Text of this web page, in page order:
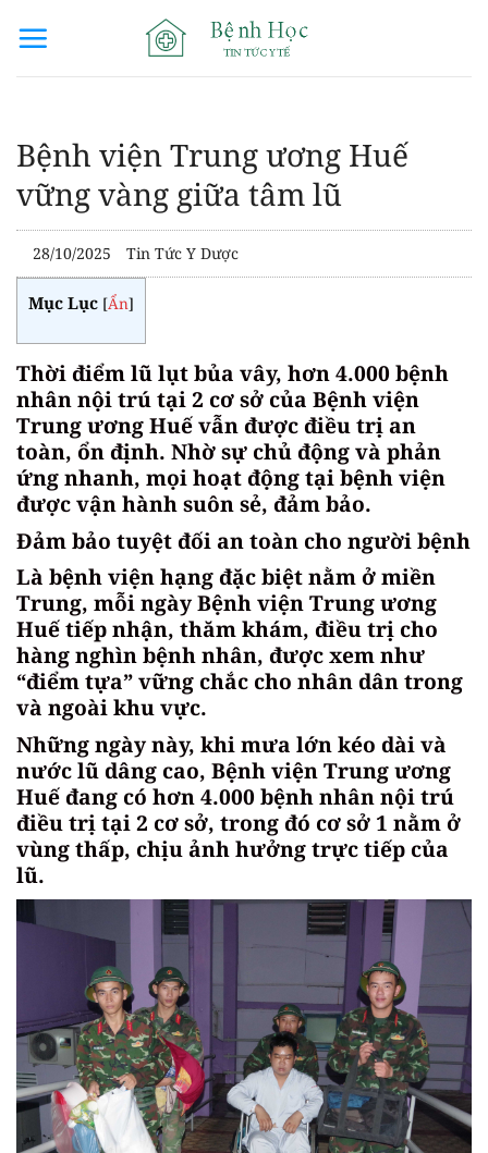
qua
Bệnh viện Trung ương Huế
vững vàng giữa tâm lũ
28/10/2025 Tin Tức Y Dược
Mục Lục [Ẩn]
Thời điểm lũ lụt bủa vây, hơn 4.000 bệnh
nhân nội trú tại 2 cơ sở của Bệnh viện
Trung ương Huế vẫn được điều trị an
toàn, ổn định. Nhờ sự chủ động và phản
ứng nhanh, mọi hoạt động tại bệnh viện
được vận hành suôn sẻ, đảm bảo.
Đảm bảo tuyệt đối an toàn cho người bệnh
Là bệnh viện hạng đặc biệt nằm ở miền
Trung, mỗi ngày Bệnh viện Trung ương
Huế tiếp nhận, thăm khám, điều trị cho
hàng nghìn bệnh nhân, được xem như
“điểm tựa” vững chắc cho nhân dân trong
và ngoài khu vực.
Những ngày này, khi mưa lớn kéo dài và
nước lũ dâng cao, Bệnh viện Trung ương
Huế đang có hơn 4.000 bệnh nhân nội trú
điều trị tại 2 cơ sở, trong đó cơ sở 1 nằm ở
vùng thấp, chịu ảnh hưởng trực tiếp của
lũ.